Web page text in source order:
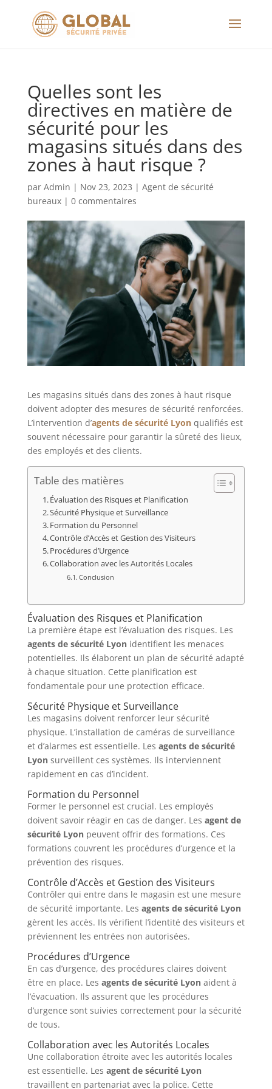
Quelles sont les
directives en matière de
sécurité pour les
magasins situés dans des
zones à haut risque ?
par Admin | Nov 23, 2023 | Agent de sécurité
bureaux| 0 commentaires
Les magasins situés dans des zones à haut risque
doivent adopter des mesures de sécurité renforcées.
L’intervention d’agents de sécurité Lyonqualifiés est
souvent nécessaire pour garantir la sûreté des lieux,
des employés et des clients.
Table des matières
Évaluation des Risques et Planification
Sécurité Physique et Surveillance
Formation du Personnel
Contrôle d’Accès et Gestion des Visiteurs
Procédures d’Urgence
Collaboration avec les Autorités Locales
Conclusion
Évaluation des Risques et Planification
La première étape est l’évaluation des risques. Les
agents de sécurité Lyonidentifient les menaces
potentielles. Ils élaborent un plan de sécurité adapté
à chaque situation. Cette planification est
fondamentale pour une protection efficace.
Sécurité Physique et Surveillance
Les magasins doivent renforcer leur sécurité
physique. L’installation de caméras de surveillance
et d’alarmes est essentielle. Les agents de sécurité
Lyonsurveillent ces systèmes. Ils interviennent
rapidement en cas d’incident.
Formation du Personnel
Former le personnel est crucial. Les employés
doivent savoir réagir en cas de danger. Les agent de
sécurité Lyonpeuvent offrir des formations. Ces
formations couvrent les procédures d’urgence et la
prévention des risques.
Contrôle d’Accès et Gestion des Visiteurs
Contrôler qui entre dans le magasin est une mesure
de sécurité importante. Les agents de sécurité Lyon
gèrent les accès. Ils vérifient l’identité des visiteurs et
préviennent les entrées non autorisées.
Procédures d’Urgence
En cas d’urgence, des procédures claires doivent
être en place. Les agents de sécurité Lyonaident à
l’évacuation. Ils assurent que les procédures
d’urgence sont suivies correctement pour la sécurité
de tous.
Collaboration avec les Autorités Locales
Une collaboration étroite avec les autorités locales
est essentielle. Les agent de sécurité Lyon
travaillent en partenariat avec la police. Cette